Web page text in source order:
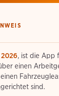
, ist die App
einen
sind.
und CHAdeMO-
Arten von
Ladearten und -
die